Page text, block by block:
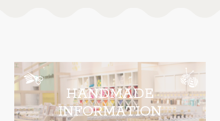
HANDMADE
INFORMATION